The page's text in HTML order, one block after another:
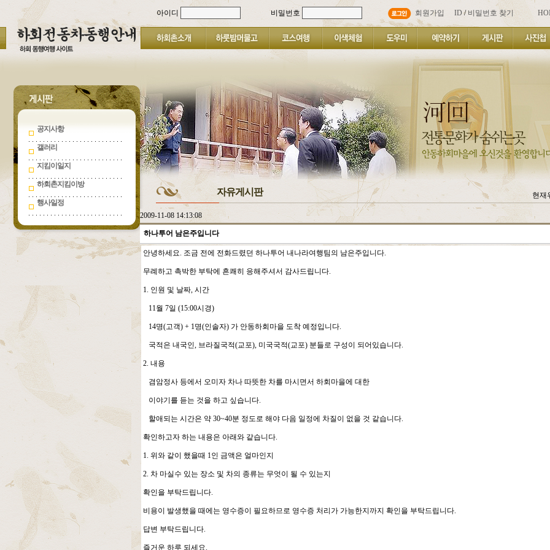
공지사항
갤러리
지킴이일지
하회촌지킴이방
행사일정
아이디 비밀번호 회원가입 ID/ 비밀번호 찾기
자유게시판 현재
2009-11-08 14:13:08
하나투어 남은주입니다
안녕하세요. 조금 전에 전화드렸던 하나투어 내나라여행팀의 남은주입니다.
무례하고 촉박한 부탁에 흔쾌히 응해주셔서 감사드립니다.
1. 인원 및 날짜, 시간
11월 7일 (15:00시경)
14명(고객) + 1명(인솔자) 가 안동하회마을 도착 예정입니다.
국적은 내국인, 브라질국적(교포), 미국국적(교포) 분들로 구성이 되어있습니다.
2. 내용
겸암정사 등에서 오미자 차나 따뜻한 차를 마시면서 하회마을에 대한
이야기를 듣는 것을 하고 싶습니다.
할애되는 시간은 약 30~40분 정도로 해야 다음 일정에 차질이 없을 것 같습니다.
확인하고자 하는 내용은 아래와 같습니다.
1. 위와 같이 했을때 1인 금액은 얼마인지
2. 차 마실수 있는 장소 및 차의 종류는 무엇이 될 수 있는지
확인을 부탁드립니다.
비용이 발생했을 때에는 영수증이 필요하므로 영수증 처리가 가능한지까지 확인을 부탁드립니다.
답변 부탁드립니다.
즐거운 하루 되세요.